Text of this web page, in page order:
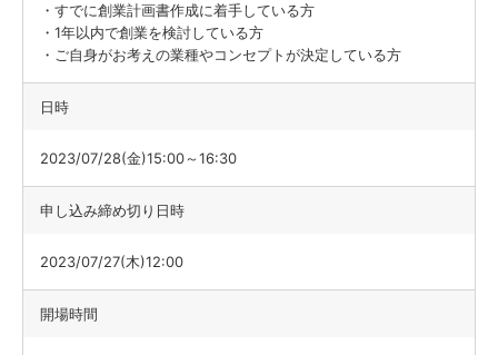
・すでに創業計画書作成に着手している方
・1年以内で創業を検討している方
・ご自身がお考えの業種やコンセプトが決定している方
日時
2023/07/28(金)15:00～16:30
申し込み締め切り日時
2023/07/27(木)12:00
開場時間